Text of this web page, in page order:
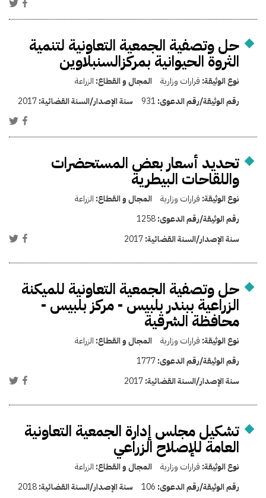
حل وتصفية الجمعية التعاونية لتنمية
الثروة الحيوانية بمركزالسنبلاوين
نوع الوثيقة: قرارات وزارية المجال و القطاع: الزراعة
رقم الوثيقة/رقم الدعوى: 931 سنة الإصدار/السنة القضائية:2017
تحديد أسعار بعض المستحضرات
واللقاحات البيطرية
نوع الوثيقة: قرارات وزارية المجال و القطاع: الزراعة
رقم الوثيقة/رقم الدعوى:1258
سنة الإصدار/السنة القضائية:2017
حل وتصفية الجمعية التعاونية للميكنة
الزراعية ببندر بلبيس - مركز بلبيس -
محافظة الشرقية
نوع الوثيقة: قرارات وزارية المجال و القطاع: الزراعة
رقم الوثيقة/رقم الدعوى:1777
سنة الإصدار/السنة القضائية:2017
تشكيل مجلس إدارة الجمعية التعاونية
العامة للإصلاح الزراعي
نوع الوثيقة: قرارات وزارية المجال و القطاع: الزراعة
رقم الوثيقة/رقم الدعوى: 106 سنة الإصدار/السنة القضائية:2018